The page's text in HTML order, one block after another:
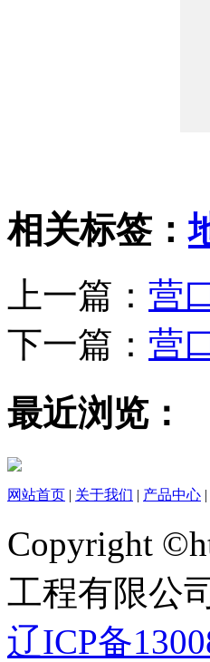
相关标签：
上一篇： 营
下一篇： 营
最近浏览：
网站首页 | 关于我们 | 产品中心 |
Copyright
工程有限公
辽ICP备